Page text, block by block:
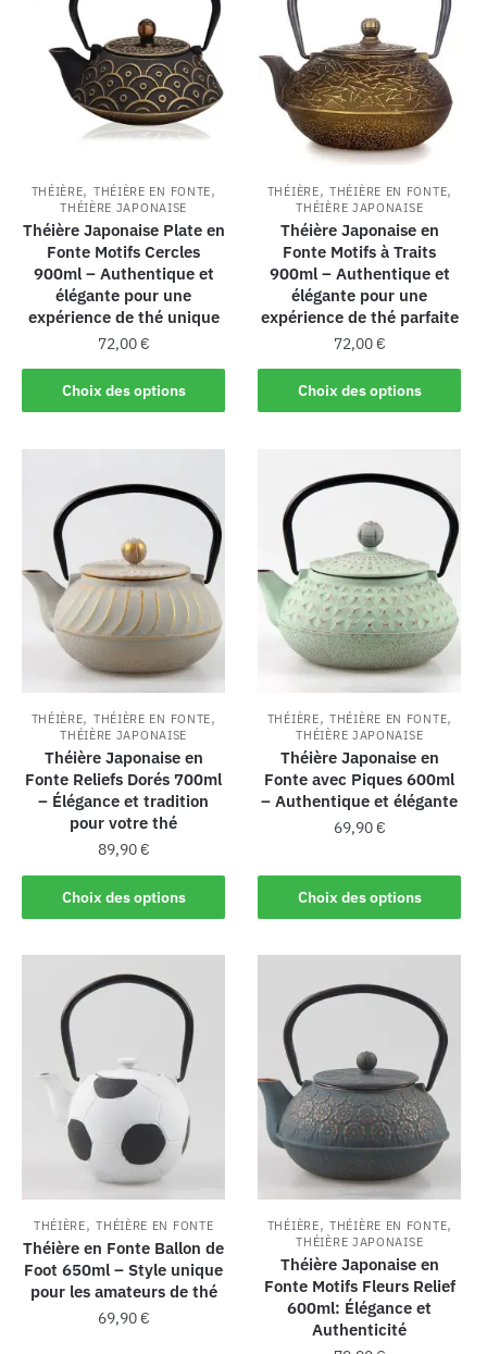
THÉIÈRE, THÉIÈRE EN FONTE,
THÉIÈRE JAPONAISE
Théière Japonaise Plate en
Fonte Motifs Cercles
900ml – Authentique et
élégante pour une
expérience de thé unique
72,00€
Choix des options
THÉIÈRE,THÉIÈRE EN FONTE,
THÉIÈRE JAPONAISE
Théière Japonaise en
Fonte Motifs à Traits
900ml – Authentique et
élégante pour une
expérience de thé parfaite
72,00€
Choix des options
THÉIÈRE, THÉIÈRE EN FONTE,
THÉIÈRE JAPONAISE
Théière Japonaise en
Fonte Reliefs Dorés 700ml
– Élégance et tradition
pour votre thé
89,90€
Choix des options
THÉIÈRE,THÉIÈRE EN FONTE,
THÉIÈRE JAPONAISE
Théière Japonaise en
Fonte avec Piques 600ml
– Authentique et élégante
69,90€
Choix des options
THÉIÈRE,THÉIÈRE EN FONTE
Théière en Fonte Ballon de
Foot 650ml – Style unique
pour les amateurs de thé
69,90€
THÉIÈRE,THÉIÈRE EN FONTE,
THÉIÈRE JAPONAISE
Théière Japonaise en
Fonte Motifs Fleurs Relief
600ml: Élégance et
Authenticité